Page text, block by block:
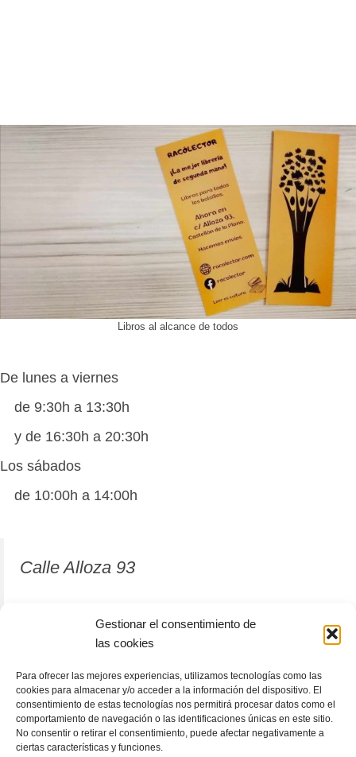
Gestionar el consentimiento de
las cookies
Para ofrecer las mejores experiencias, utilizamos tecnologías como las
cookies para almacenar y/o acceder a la información del dispositivo. El
consentimiento de estas tecnologías nos permitirá procesar datos como el
comportamiento de navegación o las identificaciones únicas en este sitio.
No consentir o retirar el consentimiento, puede afectar negativamente a
ciertas características y funciones.
Libros al alcance de todos
De lunes a viernes
de 9:30h a 13:30h
y de 16:30h a 20:30h
Los sábados
de 10:00h a 14:00h
Calle Alloza 93
12001 Castellón de la Plana
964 81 37 63